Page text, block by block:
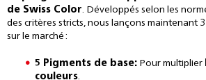
de Swiss Color. Développés selon les
des critères stricts, nous lançons maintenant
sur le marché :
5 Pigments de base: Pour multiplier
couleurs.